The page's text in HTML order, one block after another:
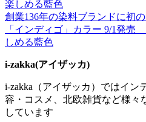
創業136年の染料ブランドに初
「インディゴ」カラー 9/1発
しめる藍色
i-zakka(アイザッカ)
i-zakka（アイザッカ）ではイン
容・コスメ、北欧雑貨など様々
しています